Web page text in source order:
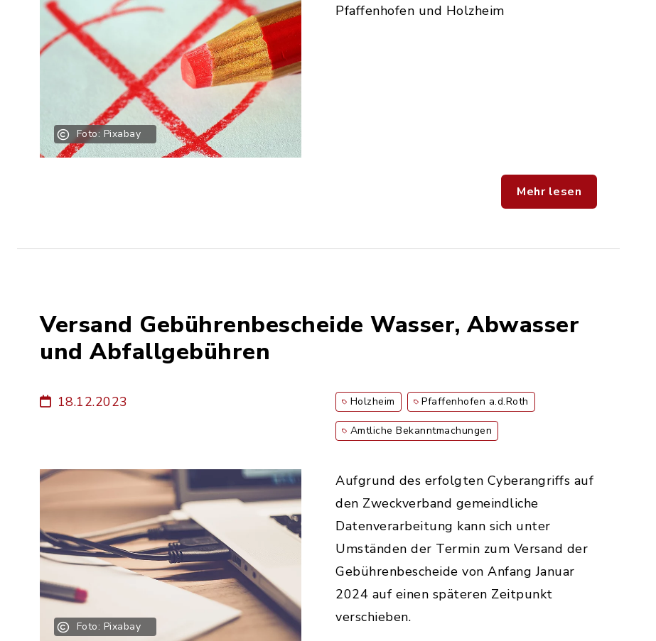
Foto: Pixabay
Pfaffenhofen und Holzheim
Mehr lesen
Versand Gebührenbescheide Wasser, Abwasser
und Abfallgebühren
18.12.2023 Holzheim Pfaffenhofen a.d.Roth
Amtliche Bekanntmachungen
Foto: Pixabay
Aufgrund des erfolgten Cyberangriffs auf
den Zweckverband gemeindliche
Datenverarbeitung kann sich unter
Umständen der Termin zum Versand der
Gebührenbescheide von Anfang Januar
2024 auf einen späteren Zeitpunkt
verschieben.